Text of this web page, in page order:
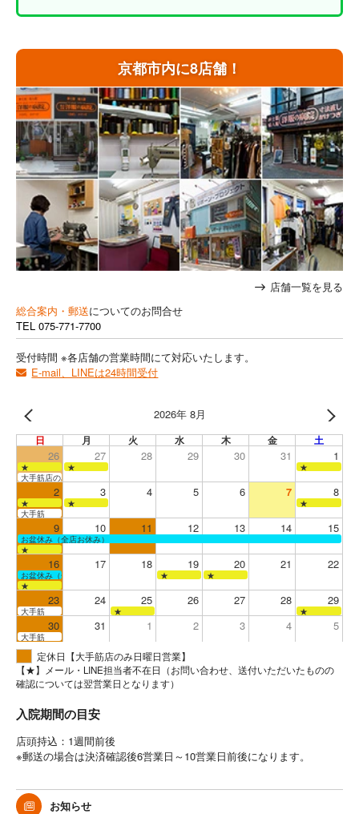
京都市内に8店舗！
店舗一覧を見る
総合案内・郵送についてのお問合せ
TEL 075-771-7700
受付時間 ※各店舗の営業時間にて対応いたします。
E-mail、LINEは24時間受付
2026年 8月
日 月 火 水 木 金 土
26 27 28 29 30 31 1
★ ★
★
大手筋店のみ営業
2 3 4 5 6 7 8
★ ★
★
大手筋
9 10 11 12 13 14 15
お盆休み（全店お休み）
★
16 17 18 19 20 21 22
お盆休み（全店お休み） ★
★
★
23 24 25 26 27 28 29
大手筋 ★ ★
30 31 1 2 3 4 5
大手筋
定休日【大手筋店のみ日曜日営業】
【★】メール・LINE担当者不在日（お問い合わせ、送付いただいたものの
確認については翌営業日となります）
入院期間の目安
店頭持込：1週間前後
※郵送の場合は決済確認後6営業日～10営業日前後になります。
お知らせ